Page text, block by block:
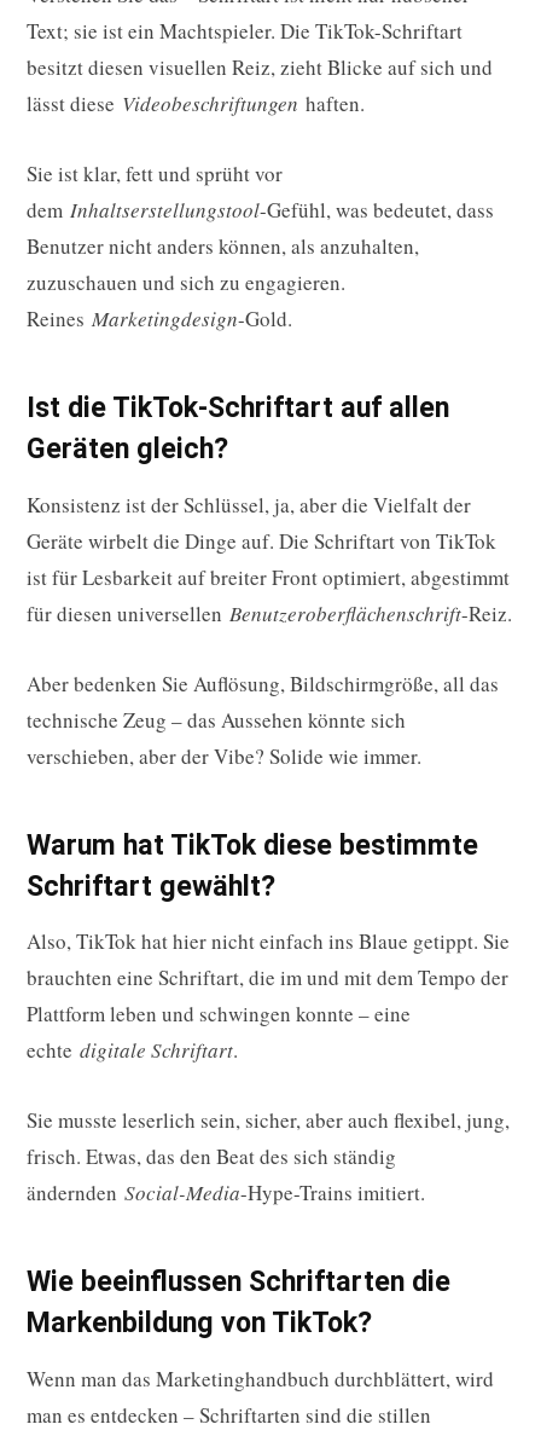
Text; sie ist ein Machtspieler. Die TikTok-Schriftart
besitzt diesen visuellen Reiz, zieht Blicke auf sich und
lässt diese Videobeschriftungen haften.
Sie ist klar, fett und sprüht vor
dem Inhaltserstellungstool-Gefühl, was bedeutet, dass
Benutzer nicht anders können, als anzuhalten,
zuzuschauen und sich zu engagieren.
Reines Marketingdesign-Gold.
Ist die TikTok-Schriftart auf allen
Geräten gleich?
Konsistenz ist der Schlüssel, ja, aber die Vielfalt der
Geräte wirbelt die Dinge auf. Die Schriftart von TikTok
ist für Lesbarkeit auf breiter Front optimiert, abgestimmt
für diesen universellen Benutzeroberflächenschrift-Reiz.
Aber bedenken Sie Auflösung, Bildschirmgröße, all das
technische Zeug – das Aussehen könnte sich
verschieben, aber der Vibe? Solide wie immer.
Warum hat TikTok diese bestimmte
Schriftart gewählt?
Also, TikTok hat hier nicht einfach ins Blaue getippt. Sie
brauchten eine Schriftart, die im und mit dem Tempo der
Plattform leben und schwingen konnte – eine
echte digitale Schriftart.
Sie musste leserlich sein, sicher, aber auch flexibel, jung,
frisch. Etwas, das den Beat des sich ständig
ändernden Social-Media-Hype-Trains imitiert.
Wie beeinflussen Schriftarten die
Markenbildung von TikTok?
Wenn man das Marketinghandbuch durchblättert, wird
man es entdecken – Schriftarten sind die stillen